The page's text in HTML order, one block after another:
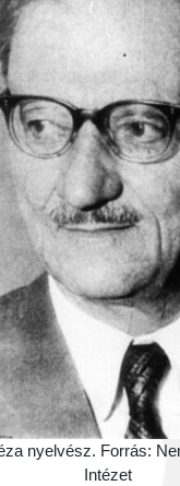
nyelvész. Forrás:
Intézet